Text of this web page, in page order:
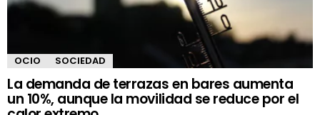
OCIO SOCIEDAD
La demanda de terrazas en bares aumenta
un 10%, aunque la movilidad se reduce por el